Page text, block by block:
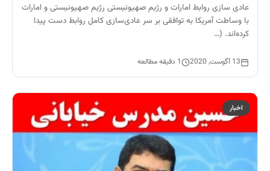
عادی سازی روابط امارات و رژیم صهیونیستی رژیم صهیونیستی و امارات
با وساطت آمریکا به توافقی بر سر عادی‌سازی کامل روابط دست پیدا
کرده‌اند. (…
13 آگوست, 2020 1 دقیقه مطالعه
اخبار